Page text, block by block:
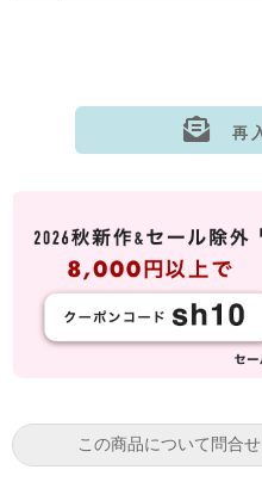
再
この商品について問合せ